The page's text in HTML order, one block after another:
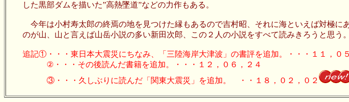
した黒部ダムを描いた”高熱墜道”などの力作もある。
今年は小村寿太郎の終焉の地を見つけた縁もあるので吉村昭、それに海といえば対極に
のが山、山と言えば山岳小説の多い新田次郎、この２人の小説をすべて読みきろうと思う。
追記①・・・東日本大震災にちなみ、「三陸海岸大津波」の書評を追加。・・・１１，０
②・・・その後読んだ書籍を追加。・・・１２，０６，２４
③・・・久しぶりに読んだ「関東大震災」を追加。 ・・１８，０２，０２